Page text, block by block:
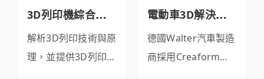
3D列印機綜合指
南
解析3D列印技術與原
理，並提供3D列印常
電動車3D解決方
案x Creaform自
動化三維檢測系統
德國Walter汽車製造
商採用Creaform全